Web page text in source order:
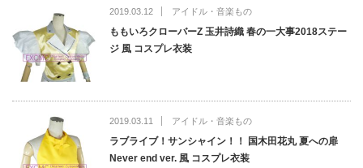
2019.03.12 アイドル・音楽もの
ももいろクローバーZ 玉井詩織 春の一大事2018ステー
ジ 風 コスプレ衣装
2019.03.11 アイドル・音楽もの
ラブライブ！サンシャイン！！ 国木田花丸 夏への扉
Never end ver. 風 コスプレ衣装